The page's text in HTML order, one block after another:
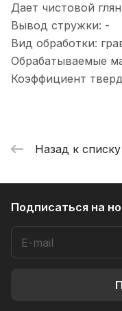
Дает чистовой
Вывод стружки: -
Вид обработки:
Обрабатываемые
Коэффициент
Назад к списку
Подписаться на